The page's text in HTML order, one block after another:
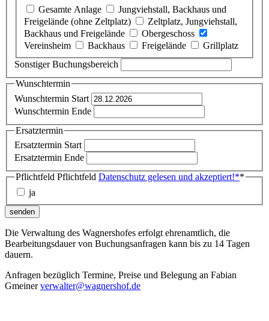
Gesamte Anlage
Jungviehstall, Backhaus und
Freigelände (ohne Zeltplatz)
Zeltplatz, Jungviehstall,
Backhaus und Freigelände
Obergeschoss
Vereinsheim
Backhaus Freigelände
Grillplatz
Sonstiger Buchungsbereich
Wunschtermin
Wunschtermin Start
Wunschtermin Ende
Ersatztermin
Ersatztermin Start
Ersatztermin Ende
Pflichtfeld Pflichtfeld Datenschutz gelesen und akzeptiert!**
ja
senden
Die Verwaltung des Wagnershofes erfolgt ehrenamtlich, die
Bearbeitungsdauer von Buchungsanfragen kann bis zu 14 Tagen
dauern.
Anfragen bezüglich Termine, Preise und Belegung an Fabian
Gmeinerverwalter@wagnershof.de